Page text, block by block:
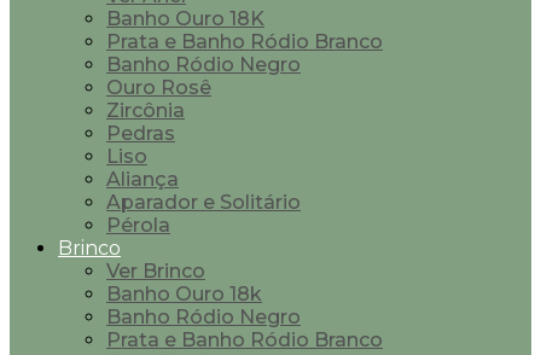
Banho Ouro 18K
Prata e Banho Ródio Branco
Banho Ródio Negro
Ouro Rosê
Zircônia
Pedras
Liso
Aliança
Aparador e Solitário
Pérola
Brinco
Ver Brinco
Banho Ouro 18k
Banho Ródio Negro
Prata e Banho Ródio Branco